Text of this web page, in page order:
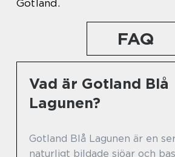
Gotland.
FAQ
Vad är Gotland Blå
Lagunen?
Gotland Blå Lagunen är en
naturligt bildade sjöar och